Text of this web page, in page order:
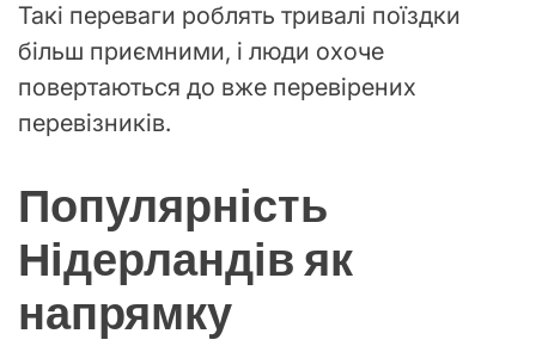
Такі переваги роблять тривалі поїздки
більш приємними, і люди охоче
повертаються до вже перевірених
перевізників.
Популярність
Нідерландів як
напрямку